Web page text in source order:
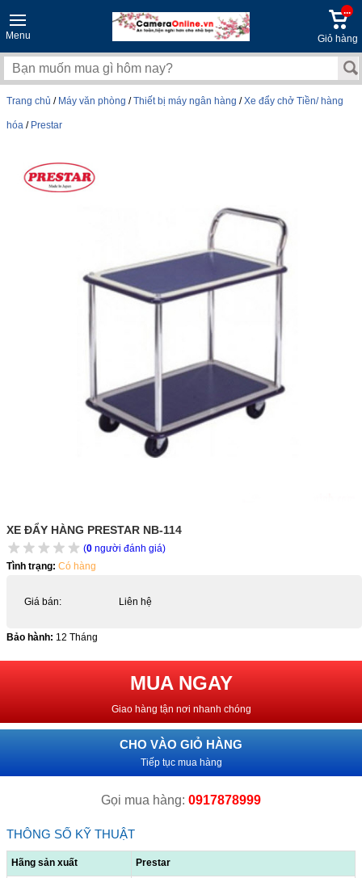
Menu
...
Giỏ hàng
Trang chủ / Máy văn phòng /Thiết bị máy ngân hàng /Xe đẩy chở Tiền/ hàng
hóa / Prestar
XE ĐẨY HÀNG PRESTAR NB-114
(0 người đánh giá)
Tình trạng: Có hàng
Giá bán: Liên hệ
Bảo hành: 12 Tháng
MUA NGAY
Giao hàng tận nơi nhanh chóng
CHO VÀO GIỎ HÀNG
Tiếp tục mua hàng
Gọi mua hàng: 0917878999
THÔNG SỐ KỸ THUẬT
Hãng sản xuất Prestar